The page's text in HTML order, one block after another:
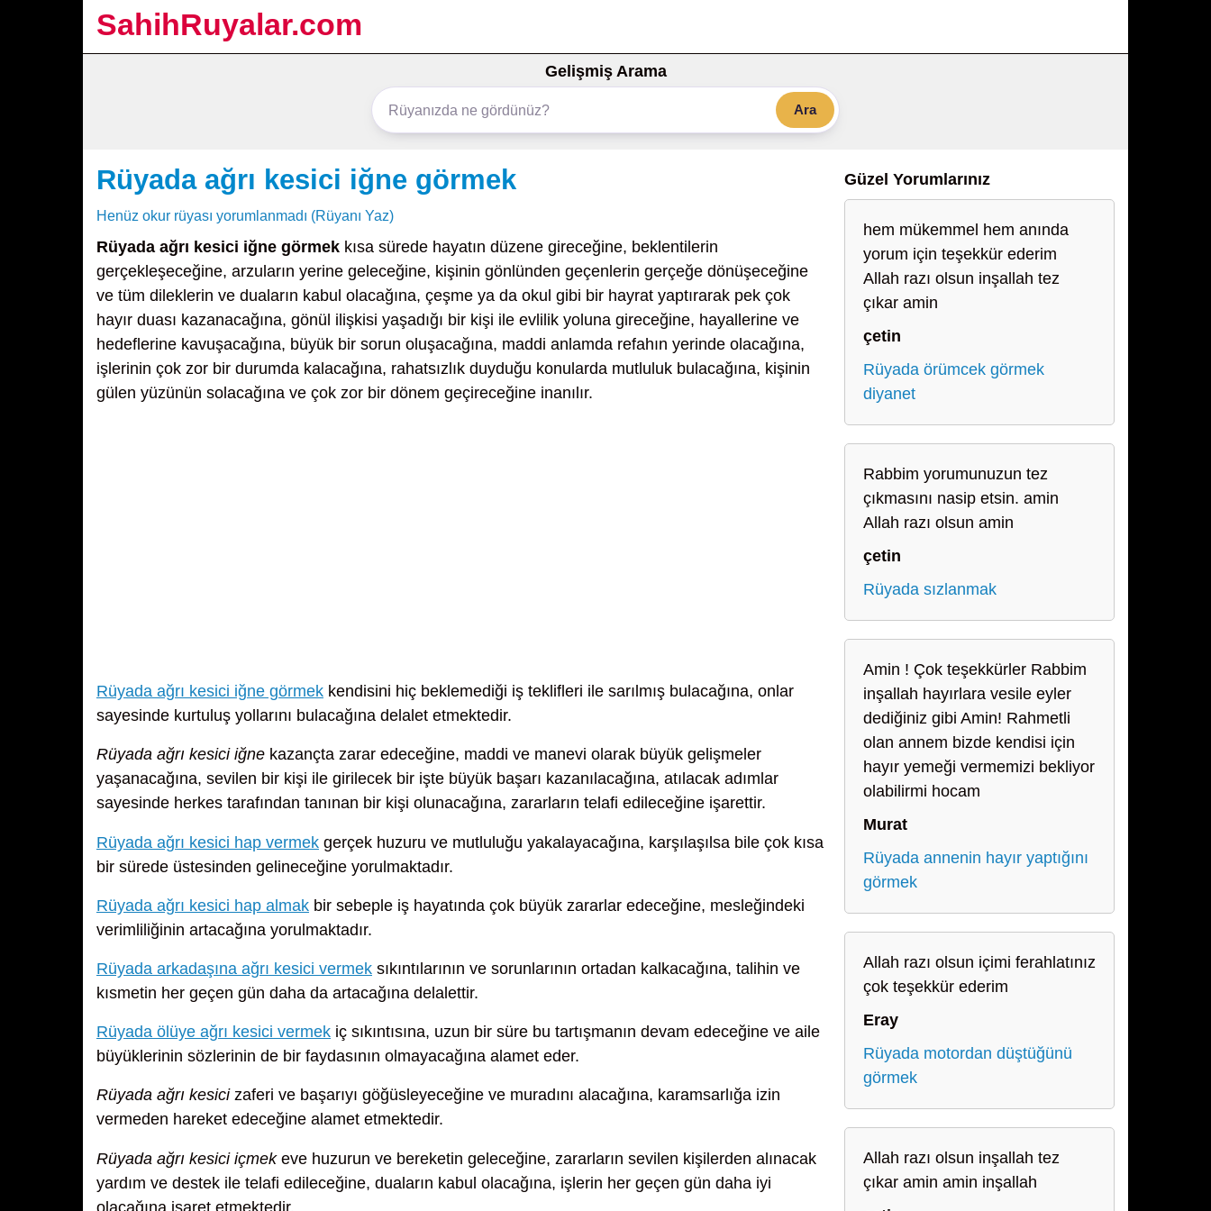
SahihRuyalar.com
Gelişmiş Arama
Ara
Rüyada ağrı kesici iğne görmek
Henüz okur rüyası yorumlanmadı (Rüyanı Yaz)
Rüyada ağrı kesici iğne görmek kısa sürede hayatın düzene gireceğine, beklentilerin
gerçekleşeceğine, arzuların yerine geleceğine, kişinin gönlünden geçenlerin gerçeğe dönüşeceğine
ve tüm dileklerin ve duaların kabul olacağına, çeşme ya da okul gibi bir hayrat yaptırarak pek çok
hayır duası kazanacağına, gönül ilişkisi yaşadığı bir kişi ile evlilik yoluna gireceğine, hayallerine ve
hedeflerine kavuşacağına, büyük bir sorun oluşacağına, maddi anlamda refahın yerinde olacağına,
işlerinin çok zor bir durumda kalacağına, rahatsızlık duyduğu konularda mutluluk bulacağına, kişinin
gülen yüzünün solacağına ve çok zor bir dönem geçireceğine inanılır.
Rüyada ağrı kesici iğne görmek kendisini hiç beklemediği iş teklifleri ile sarılmış bulacağına, onlar
sayesinde kurtuluş yollarını bulacağına delalet etmektedir.
Rüyada ağrı kesici iğne kazançta zarar edeceğine, maddi ve manevi olarak büyük gelişmeler
yaşanacağına, sevilen bir kişi ile girilecek bir işte büyük başarı kazanılacağına, atılacak adımlar
sayesinde herkes tarafından tanınan bir kişi olunacağına, zararların telafi edileceğine işarettir.
Rüyada ağrı kesici hap vermek gerçek huzuru ve mutluluğu yakalayacağına, karşılaşılsa bile çok kısa
bir sürede üstesinden gelineceğine yorulmaktadır.
Rüyada ağrı kesici hap almak bir sebeple iş hayatında çok büyük zararlar edeceğine, mesleğindeki
verimliliğinin artacağına yorulmaktadır.
Rüyada arkadaşına ağrı kesici vermek sıkıntılarının ve sorunlarının ortadan kalkacağına, talihin ve
kısmetin her geçen gün daha da artacağına delalettir.
Rüyada ölüye ağrı kesici vermek iç sıkıntısına, uzun bir süre bu tartışmanın devam edeceğine ve aile
büyüklerinin sözlerinin de bir faydasının olmayacağına alamet eder.
Rüyada ağrı kesicizaferi ve başarıyı göğüsleyeceğine ve muradını alacağına, karamsarlığa izin
vermeden hareket edeceğine alamet etmektedir.
Rüyada ağrı kesici içmekeve huzurun ve bereketin geleceğine, zararların sevilen kişilerden alınacak
yardım ve destek ile telafi edileceğine, duaların kabul olacağına, işlerin her geçen gün daha iyi
olacağına işaret etmektedir.
Güzel Yorumlarınız
hem mükemmel hem anında
yorum için teşekkür ederim
Allah razı olsun inşallah tez
çıkar amin
çetin
Rüyada örümcek görmek
diyanet
Rabbim yorumunuzun tez
çıkmasını nasip etsin. amin
Allah razı olsun amin
çetin
Rüyada sızlanmak
Amin ! Çok teşekkürler Rabbim
inşallah hayırlara vesile eyler
dediğiniz gibi Amin! Rahmetli
olan annem bizde kendisi için
hayır yemeği vermemizi bekliyor
olabilirmi hocam
Murat
Rüyada annenin hayır yaptığını
görmek
Allah razı olsun içimi ferahlatınız
çok teşekkür ederim
Eray
Rüyada motordan düştüğünü
görmek
Allah razı olsun inşallah tez
çıkar amin amin inşallah